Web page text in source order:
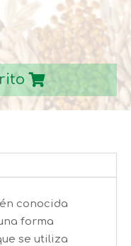
conocida
forma
se utiliza